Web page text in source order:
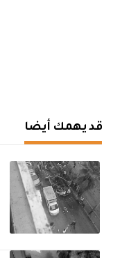
قد يهمك أيضا